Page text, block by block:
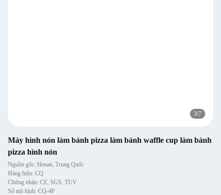
3/7
Máy hình nón làm bánh pizza làm bánh waffle cup làm bánh
pizza hình nón
Nguồn gốc: Henan, Trung Quốc
Hàng hiệu: CQ
Chứng nhận: CE, SGS, TUV
Số mô hình: CQ-4P